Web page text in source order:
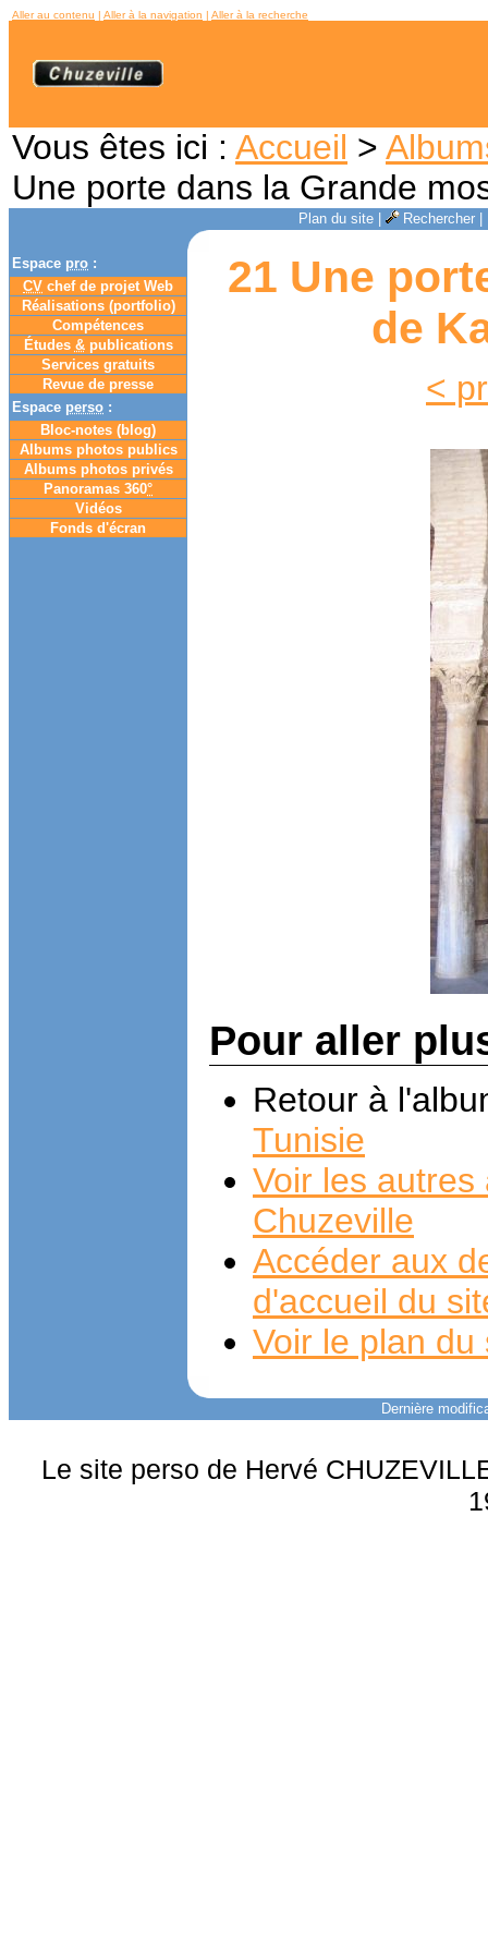
Aller au contenu | Aller à la navigation | Aller à la recherche
Vous êtes ici : Accueil >
Une porte dans la Grande
Plan du site| Rechercher|
Espace pro :
CV chef de projet Web
Réalisations (portfolio)
Compétences
Études &publications
Services gratuits
Revue de presse
Espace perso :
Bloc-notes (blog)
Albums photos publics
Albums photos privés
Panoramas 360°
Vidéos
Fonds d'écran
21 Une
de
<
Pour aller
Retour à
Tunisie
Voir les
Chuzeville
Accéder aux
d'accueil du
Voir le plan du
Dernière
Le site perso de Hervé